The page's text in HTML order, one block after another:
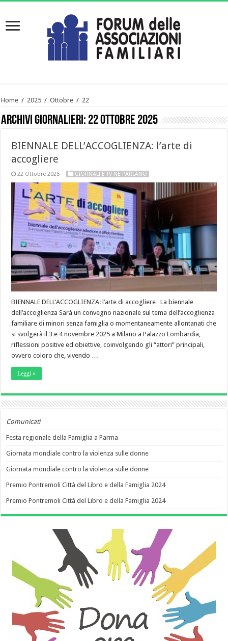
Home / 2025 / Ottobre / 22
Archivi giornalieri: 22 Ottobre 2025
BIENNALE DELL’ACCOGLIENZA: l’arte di
accogliere
22 Ottobre 2025 GIORNALI E TV NE PARLANO
BIENNALE DELL’ACCOGLIENZA: l’arte di accogliere La biennale
dell’accoglienza Sarà un convegno nazionale sul tema dell’accoglienza
familiare di minori senza famiglia o momentaneamente allontanati che
si svolgerà il 3 e 4 novembre 2025 a Milano a Palazzo Lombardia,
riflessioni positive ed obiettive, coinvolgendo gli “attori” principali,
ovvero coloro che, vivendo …
Leggi »
Comunicati
Festa regionale della Famiglia a Parma
Giornata mondiale contro la violenza sulle donne
Giornata mondiale contro la violenza sulle donne
Premio Pontremoli Città del Libro e della Famiglia 2024
Premio Pontremoli Città del Libro e della Famiglia 2024